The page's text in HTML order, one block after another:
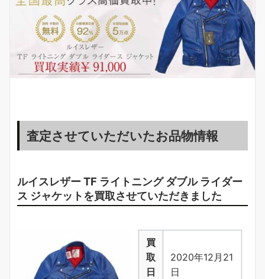
査定させていただいたお品物情報
ルイスレザー TF ライトニング ダブル ライダー
ス ジャケットを買取させていただきました
買
取
日
2020年12月21
日